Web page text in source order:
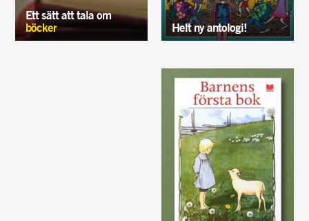
Ett sätt att tala om
böcker
Helt ny antologi!